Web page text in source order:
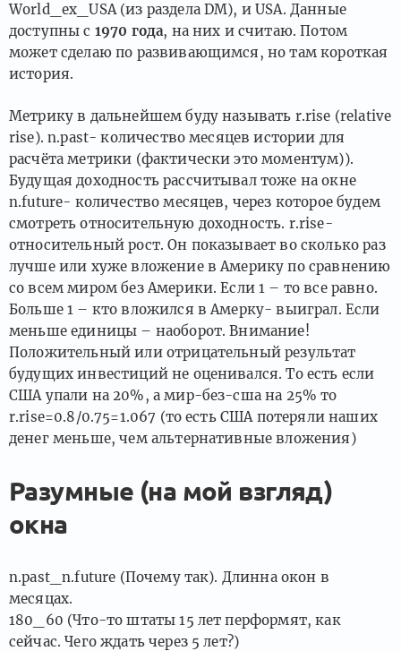
World_ex_USA (из раздела DM), и USA. Данные
доступны с 1970 года, на них и считаю. Потом
может сделаю по развивающимся, но там короткая
история.
Метрику в дальнейшем буду называть r.rise (relative
rise). n.past- количество месяцев истории для
расчёта метрики (фактически это моментум)).
Будущая доходность рассчитывал тоже на окне
n.future- количество месяцев, через которое будем
смотреть относительную доходность. r.rise-
относительный рост. Он показывает во сколько раз
лучше или хуже вложение в Америку по сравнению
со всем миром без Америки. Если 1 – то все равно.
Больше 1 – кто вложился в Амерку- выиграл. Если
меньше единицы – наоборот. Внимание!
Положительный или отрицательный результат
будущих инвестиций не оценивался. То есть если
США упали на 20%, а мир-без-сша на 25% то
r.rise=0.8/0.75=1.067 (то есть США потеряли наших
денег меньше, чем альтернативные вложения)
Разумные (на мой взгляд)
окна
n.past_n.future (Почему так). Длинна окон в
месяцах.
180_60 (Что-то штаты 15 лет перформят, как
сейчас. Чего ждать через 5 лет?)